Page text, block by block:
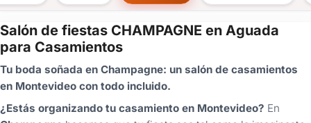
Salón de fiestas CHAMPAGNE en Aguada
para Casamientos
Tu boda soñada en Champagne: un salón de casamientos
en Montevideo con todo incluido.
¿Estás organizando tu casamiento en Montevideo? En
×
Consultar
tenés
cuenta?